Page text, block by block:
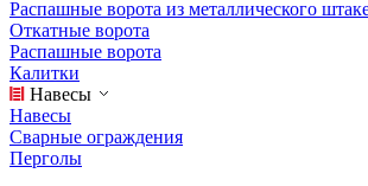
Распашные ворота из металлического
Откатные ворота
Распашные ворота
Калитки
Навесы
Навесы
Сварные ограждения
Перголы